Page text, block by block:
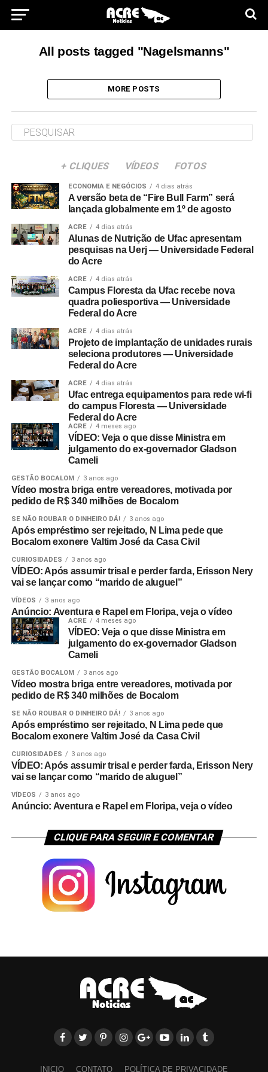
All posts tagged "Nagelsmanns"
MORE POSTS
+ CLIQUES VÍDEOS FOTOS
ECONOMIA E NEGÓCIOS 4 dias atrás
A versão beta de “Fire Bull Farm” será
lançada globalmente em 1º de agosto
ACRE 4 dias atrás
Alunas de Nutrição de Ufac apresentam
pesquisas na Uerj — Universidade Federal
do Acre
ACRE 4 dias atrás
Campus Floresta da Ufac recebe nova
quadra poliesportiva — Universidade
Federal do Acre
ACRE 4 dias atrás
Projeto de implantação de unidades rurais
seleciona produtores — Universidade
Federal do Acre
ACRE 4 dias atrás
Ufac entrega equipamentos para rede wi-fi
do campus Floresta — Universidade
Federal do Acre
ACRE 4 meses ago
VÍDEO: Veja o que disse Ministra em
julgamento do ex-governador Gladson
Cameli
GESTÃO BOCALOM 3 anos ago
Vídeo mostra briga entre vereadores, motivada por
pedido de R$ 340 milhões de Bocalom
SE NÃO ROUBAR O DINHEIRO DÁ! 3 anos ago
Após empréstimo ser rejeitado, N Lima pede que
Bocalom exonere Valtim José da Casa Civil
CURIOSIDADES 3 anos ago
VÍDEO: Após assumir trisal e perder farda, Erisson Nery
vai se lançar como “marido de aluguel”
VÍDEOS 3 anos ago
Anúncio: Aventura e Rapel em Floripa, veja o vídeo
ACRE 4 meses ago
VÍDEO: Veja o que disse Ministra em
julgamento do ex-governador Gladson
Cameli
GESTÃO BOCALOM 3 anos ago
Vídeo mostra briga entre vereadores, motivada por
pedido de R$ 340 milhões de Bocalom
SE NÃO ROUBAR O DINHEIRO DÁ! 3 anos ago
Após empréstimo ser rejeitado, N Lima pede que
Bocalom exonere Valtim José da Casa Civil
CURIOSIDADES 3 anos ago
VÍDEO: Após assumir trisal e perder farda, Erisson Nery
vai se lançar como “marido de aluguel”
VÍDEOS 3 anos ago
Anúncio: Aventura e Rapel em Floripa, veja o vídeo
CLIQUE PARA SEGUIR E COMENTAR
INICIO CONTATO POLÍTICA DE PRIVACIDADE